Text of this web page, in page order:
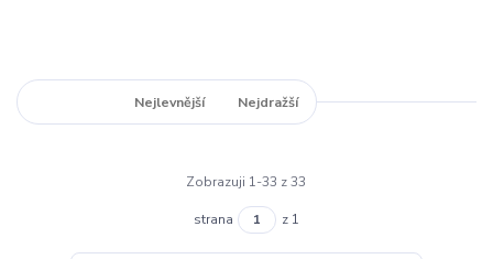
Nejlevnější Nejdražší
Zobrazuji 1-33 z 33
strana z 1